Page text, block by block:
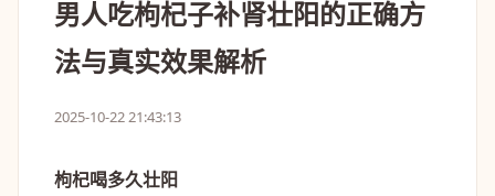
男人吃枸杞子补肾壮阳的正确方
法与真实效果解析
2025-10-22 21:43:13
枸杞喝多久壮阳